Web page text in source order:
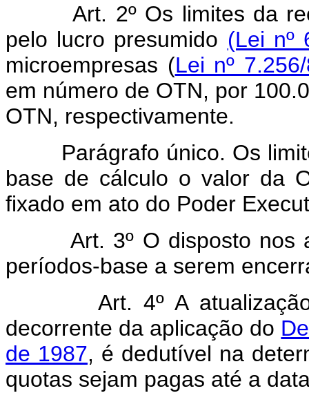
Art. 2º Os limites da
pelo lucro presumido (Lei nº
microempresas (Lei nº
em número de OTN, por
OTN, respectivamente.
Parágrafo único. Os
base de cálculo o valor da
fixado em ato do Poder
Art. 3º O disposto nos
períodos-base a serem
Art. 4º A
decorrente da aplicação do
de 1987, é dedutível na
quotas sejam pagas até a